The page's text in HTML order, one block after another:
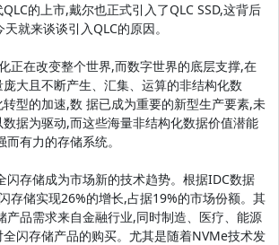
的上市,戴尔也正式引入了QLC SSD,这背后
天就来谈谈引入QLC的原因。
在改变整个世界,而数字世界的底层支撑,在
大且不断产生、汇集、运算的非结构化数
型的加速,数 据已成为重要的新型生产要素,未
据为驱动,而这些海量非结构化数据价值潜能
有力的存储系统。
存储成为市场新的技术趋势。根据IDC数据
存储实现26%的增长,占据19%的市场份额。其
产品需求来自金融行业,同时制造、医疗、能源
闪存储产品的购买。尤其是随着NVMe技术发